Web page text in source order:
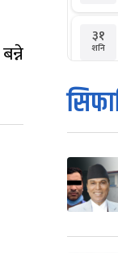
बन्ने
३१
शनि
१
आइत
मंगल
४